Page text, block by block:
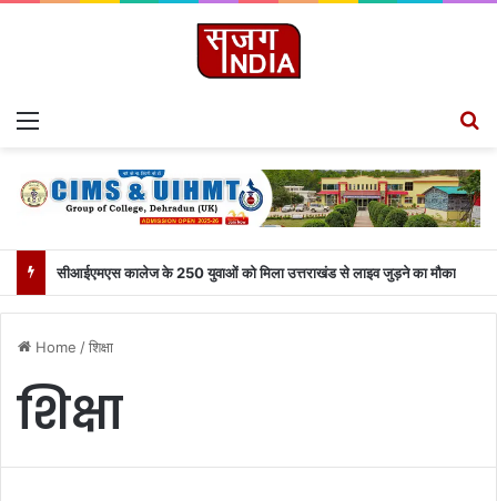
सीआईएमएस कालेज के 250 युवाओं को मिला उत्तराखंड से लाइव जुड़ने का मौका
Home /शिक्षा
शिक्षा